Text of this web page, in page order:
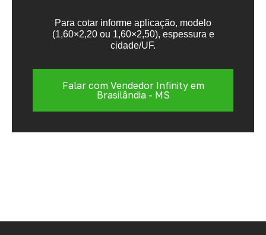
Para cotar informe aplicação, modelo
(1,60×2,20 ou 1,60×2,50), espessura e
cidade/UF.
Falar com Vendedor Infinity em
Brasilândia - MS